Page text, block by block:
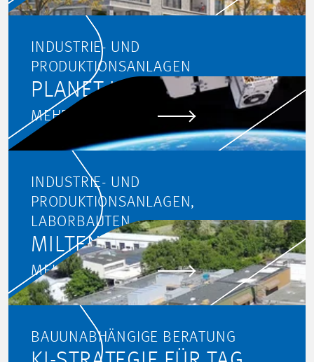
INDUSTRIE- UND
PRODUKTIONSANLAGEN
PLANET LABS, BERLIN
MEHR ERFAHREN
INDUSTRIE- UND
PRODUKTIONSANLAGEN,
LABORBAUTEN
MILTENYI BIOTEC, KÖLN
MEHR ERFAHREN
BAUUNABHÄNGIGE BERATUNG